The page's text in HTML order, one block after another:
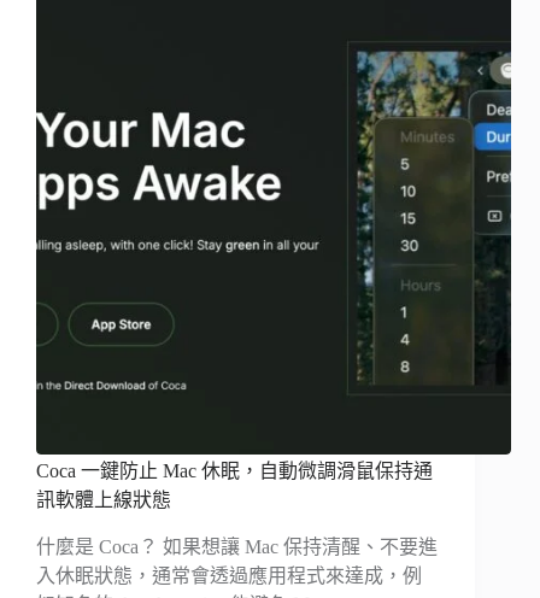
Coca 一鍵防止 Mac 休眠，自動微調滑鼠保持通
訊軟體上線狀態
什麼是 Coca？ 如果想讓 Mac 保持清醒、不要進
入休眠狀態，通常會透過應用程式來達成，例